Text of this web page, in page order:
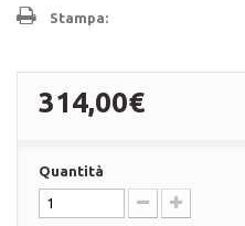
Stampa:
314,00€
Quantità